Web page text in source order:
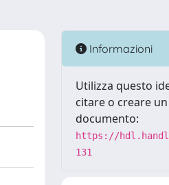
Informazioni
Utilizza questo
citare o creare
documento:
https://
131